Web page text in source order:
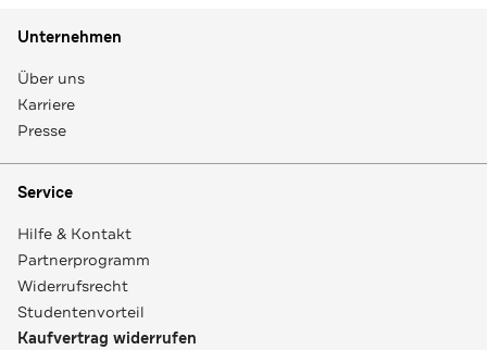
Unternehmen
Über uns
Karriere
Presse
Service
Hilfe & Kontakt
Partnerprogramm
Widerrufsrecht
Studentenvorteil
Kaufvertrag widerrufen